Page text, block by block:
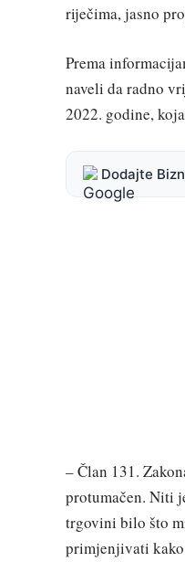
riječima, jasno
Prema
naveli da radno
2022. godine,
Dodajte
– Član 131.
protumačen. Niti
trgovini bilo što
primjenjivati